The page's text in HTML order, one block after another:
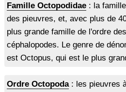
Famille Octopodidae: la famille
des pieuvres, et, avec plus de
plus grande famille de l'ordre
céphalopodes. Le genre de
est Octopus, qui est le plus
Ordre Octopoda: les pieuvres